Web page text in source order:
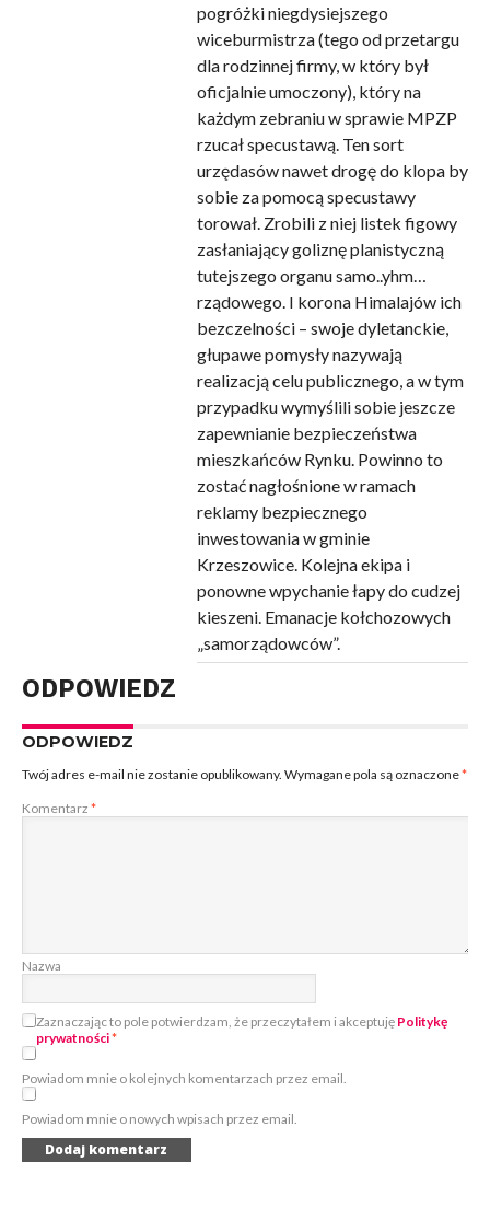
pogróżki niegdysiejszego
wiceburmistrza (tego od przetargu
dla rodzinnej firmy, w który był
oficjalnie umoczony), który na
każdym zebraniu w sprawie MPZP
rzucał specustawą. Ten sort
urzędasów nawet drogę do klopa by
sobie za pomocą specustawy
torował. Zrobili z niej listek figowy
zasłaniający goliznę planistyczną
tutejszego organu samo..yhm…
rządowego. I korona Himalajów ich
bezczelności – swoje dyletanckie,
głupawe pomysły nazywają
realizacją celu publicznego, a w tym
przypadku wymyślili sobie jeszcze
zapewnianie bezpieczeństwa
mieszkańców Rynku. Powinno to
zostać nagłośnione w ramach
reklamy bezpiecznego
inwestowania w gminie
Krzeszowice. Kolejna ekipa i
ponowne wpychanie łapy do cudzej
kieszeni. Emanacje kołchozowych
„samorządowców”.
ODPOWIEDZ
ODPOWIEDZ
Twój adres e-mail nie zostanie opublikowany. Wymagane pola są oznaczone*
Komentarz *
Nazwa
Zaznaczając to pole potwierdzam, że przeczytałem i akceptuję Politykę
prywatności*
Powiadom mnie o kolejnych komentarzach przez email.
Powiadom mnie o nowych wpisach przez email.